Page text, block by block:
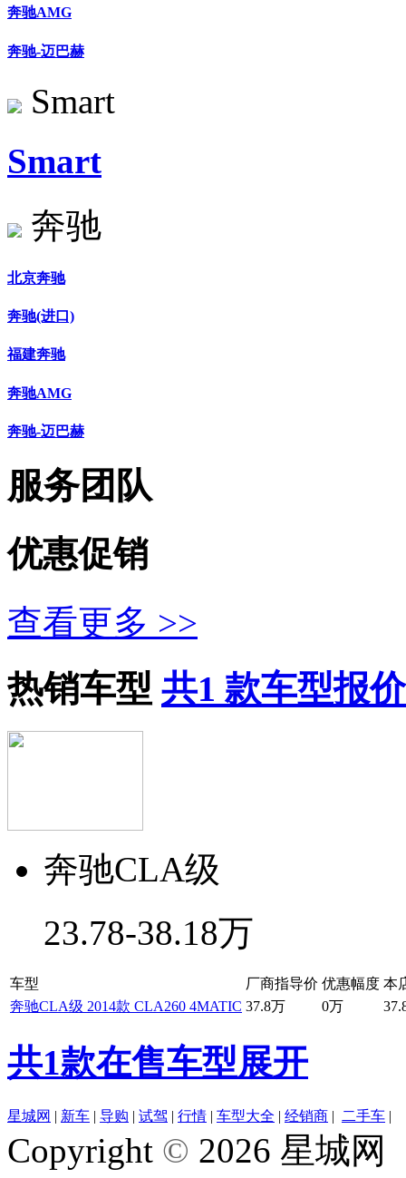
奔驰AMG
奔驰-迈巴赫
Smart
Smart
奔驰
北京奔驰
奔驰(进口)
福建奔驰
奔驰AMG
奔驰-迈巴赫
服务团队
优惠促销
查看更多 >>
热销车型 共1 款车型报
奔驰CLA级
23.78-38.18万
车型 厂商指导价 优惠幅度 本
奔驰CLA级 2014款 CLA260 4MATIC 37.8万 0万
共1款在售车型展开
星城网 | 新车 | 导购 | 试驾 | 行情 | 车型大全 | 经销商 | 二手车 |
Copyright © 2026 星城网